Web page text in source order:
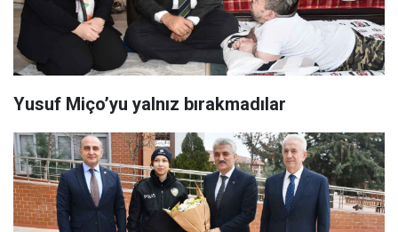
Yusuf Miço’yu yalnız bırakmadılar